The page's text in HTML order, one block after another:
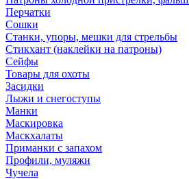
Перчатки
Сошки
Станки, упоры, мешки для стрельбы
Стикхант (наклейки на патроны)
Сейфы
Товары для охоты
Засидки
Лыжи и снегоступы
Манки
Маскировка
Маскхалаты
Приманки с запахом
Профили, муляжи
Чучела